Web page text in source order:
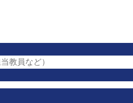
教員など）